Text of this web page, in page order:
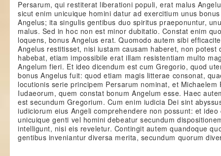
Persarum, qui restiterat liberationi populi, erat malus
sicut enim unicuique homini datur ad exercitium unus
Angelus; ita singulis gentibus duo spiritus praeponuntur,
malus. Sed in hoc non est minor dubitatio. Constat enim
loquens, bonus Angelus erat. Quomodo autem sibi
Angelus restitisset, nisi iustam causam haberet, non potest
habebat, etiam impossibile erat illam resistentiam multo
Angelum fieri. Et ideo dicendum est cum Gregorio, quod
bonus Angelus fuit: quod etiam magis litterae consonat,
locutionis serie principem Persarum nominat, et Michaelem
Iudaeorum, quem constat bonum Angelum esse. Haec
est secundum Gregorium. Cum enim iudicia Dei sint
iudiciorum eius Angeli comprehendere non possunt: et ideo
unicuique genti vel homini debeatur secundum
intelligunt, nisi eis reveletur. Contingit autem quandoque
gentibus inveniantur diversa merita, secundum quorum